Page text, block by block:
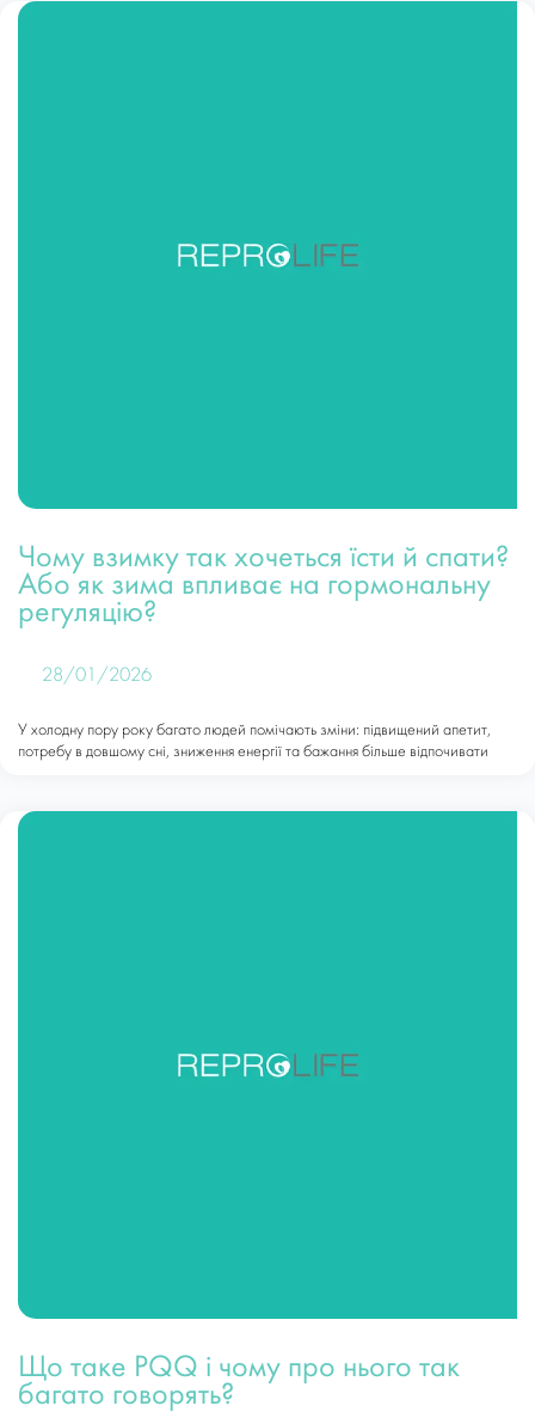
Чому взимку так хочеться їсти й спати?
Або як зима впливає на гормональну
регуляцію?
28/01/2026
У холодну пору року багато людей помічають зміни: підвищений апетит,
потребу в довшому сні, зниження енергії та бажання більше відпочивати
Що таке PQQ і чому про нього так
багато говорять?